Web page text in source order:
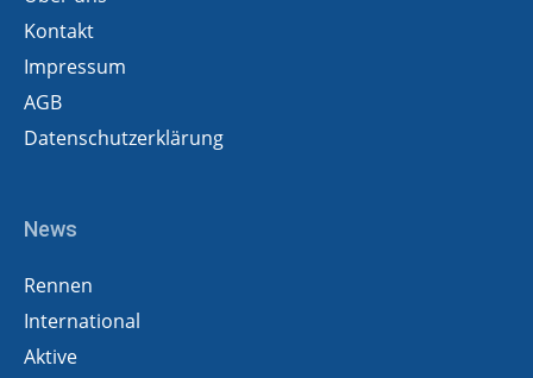
Kontakt
Impressum
AGB
Datenschutzerklärung
News
Rennen
International
Aktive